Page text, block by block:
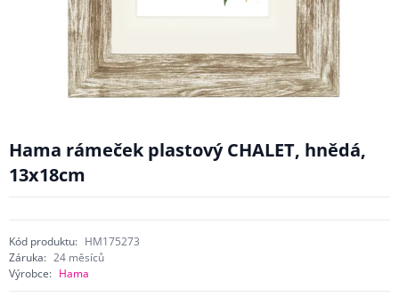
Hama rámeček plastový CHALET, hnědá,
13x18cm
Kód produktu: HM175273
Záruka: 24 měsíců
Výrobce: Hama